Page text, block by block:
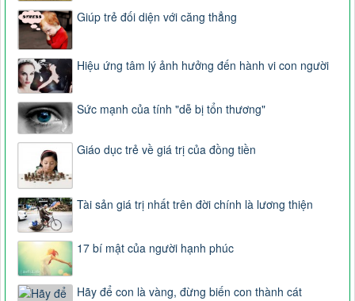
Giúp trẻ đối diện với căng thẳng
Hiệu ứng tâm lý ảnh hưởng đến hành vi con người
Sức mạnh của tính "dễ bị tổn thương"
Giáo dục trẻ về giá trị của đồng tiền
Tài sản giá trị nhất trên đời chính là lương thiện
17 bí mật của người hạnh phúc
Hãy để con là vàng, đừng biến con thành cát